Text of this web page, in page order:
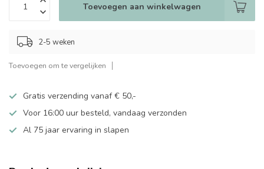
Toevoegen aan winkelwagen
2-5 weken
Toevoegen om te vergelijken
Gratis verzending vanaf € 50,-
Voor 16:00 uur besteld, vandaag verzonden
Al 75 jaar ervaring in slapen